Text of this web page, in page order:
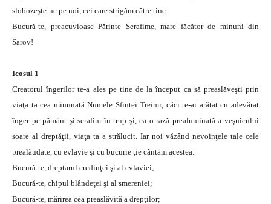
slobozeşte-ne pe noi, cei care strigăm către tine:
Bucură-te, preacuvioase Părinte Serafime, mare făcător de minuni din
Sarov!
Icosul 1
Creatorul îngerilor te-a ales pe tine de la început ca să preaslăveşti prin
viaţa ta cea minunată Numele Sfintei Treimi, căci te-ai arătat cu adevărat
înger pe pământ şi serafim în trup şi, ca o rază prealuminată a veşnicului
soare al dreptăţii, viaţa ta a strălucit. Iar noi văzând nevoinţele tale cele
prealăudate, cu evlavie şi cu bucurie ţie cântăm acestea:
Bucură-te, dreptarul credinţei şi al evlaviei;
Bucură-te, chipul blândeţei şi al smereniei;
Bucură-te, mărirea cea preaslăvită a drepţilor;